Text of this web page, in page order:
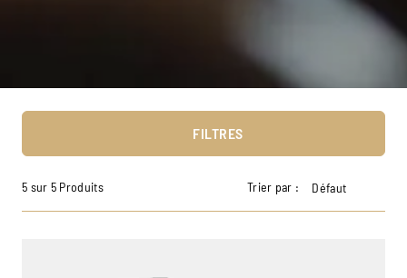
FILTRES
5 sur 5 Produits Trier par : Défaut